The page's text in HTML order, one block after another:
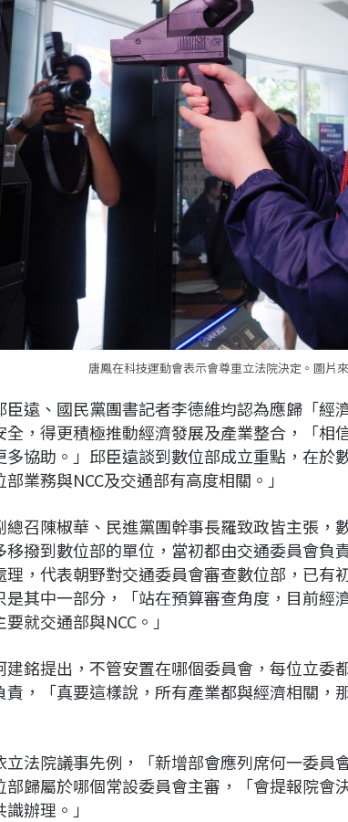
唐鳳在科技運動會表示會尊重立法院決定。圖片
臣遠、國民黨團書記者李德維均認為應歸「經
全，得更積極推動經濟發展及產業整合，「
多協助。」邱臣遠談到數位部成立重點，在於
業務與NCC及交通部有高度相關。」
總召陳椒華、民進黨團幹事長羅致政皆主張，
移撥到數位部的單位，當初都由交通委員會負
理，代表朝野對交通委員會審查數位部，已有
是其中一部分，「站在預算審查角度，目前經
就交通部與NCC。」
建銘提出，不管安置在哪個委員會，每位立委
責，「真要這樣說，所有產業都與經濟相關，
立法院議事先例，「新增部會應列席何一委員
部歸屬於哪個常設委員會主審，「會提報院會
辦理。」